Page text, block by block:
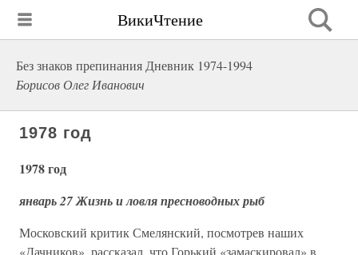
ВикиЧтение
Без знаков препинания Дневник 1974-1994
Борисов Олег Иванович
1978 год
1978 год
январь 27 Жизнь и ловля пресноводных рыб
Московский критик Смелянский, посмотрев наших
«Дачников», рассказал, что Горький «замаскировал» в